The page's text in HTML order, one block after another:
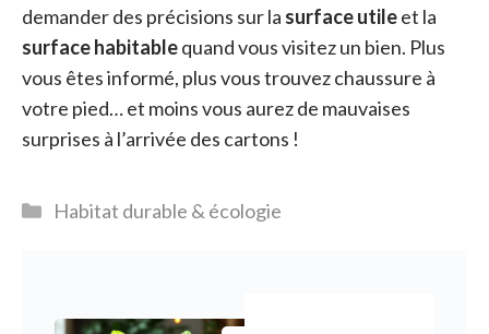
demander des précisions sur la surface utileet la
surface habitablequand vous visitez un bien. Plus
vous êtes informé, plus vous trouvez chaussure à
votre pied… et moins vous aurez de mauvaises
surprises à l’arrivée des cartons !
Catégories
Habitat durable & écologie